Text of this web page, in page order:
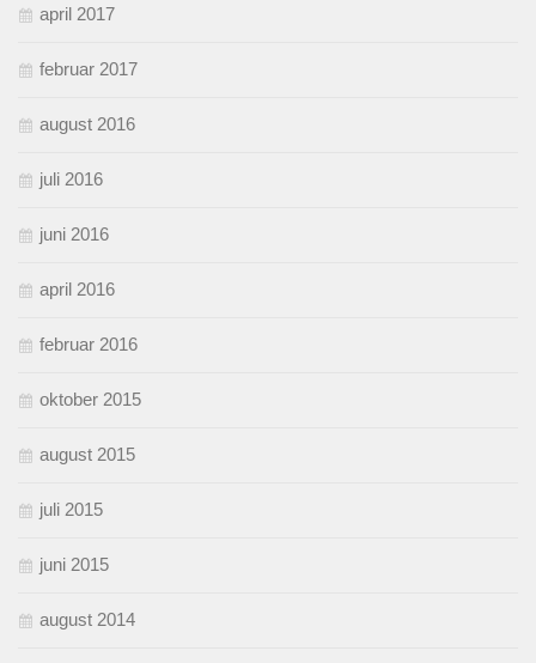
april 2017
februar 2017
august 2016
juli 2016
juni 2016
april 2016
februar 2016
oktober 2015
august 2015
juli 2015
juni 2015
august 2014